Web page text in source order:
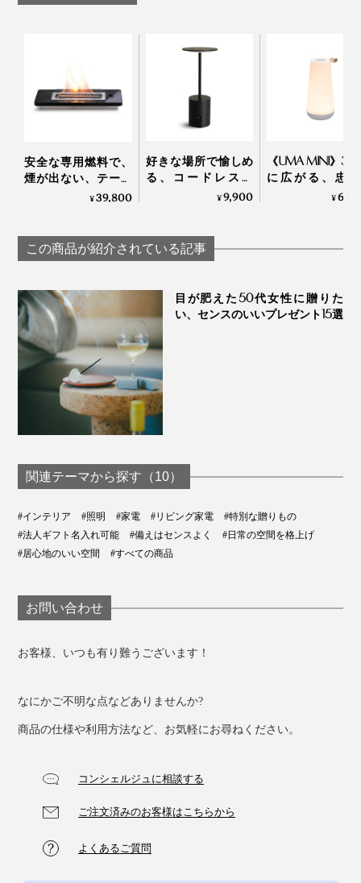
安全な専用燃料で、
煙が出ない、テーブ
ルに置ける「焚き
¥39,800
好きな場所で愉しめ
る、コードレスの
「晩酌ライト」
¥9,900
《UMA MINI》
に広がる、忠
「音」と優
スピーカー | Pablo
¥
この商品が紹介されている記事
目が肥えた50代女性に贈りた
い、センスのいいプレゼント15選
関連テーマから探す（10）
#インテリア #照明 #家電 #リビング家電
#特別な贈りもの
#法人ギフト名入れ可能
#備えはセンスよく
#日常の空間を格上げ
#居心地のいい空間
#すべての商品
お問い合わせ
お客様、いつも有り難うございます！
なにかご不明な点などありませんか?
商品の仕様や利用方法など、お気軽にお尋ねください。
コンシェルジュに相談する
ご注文済みのお客様はこちらから
よくあるご質問